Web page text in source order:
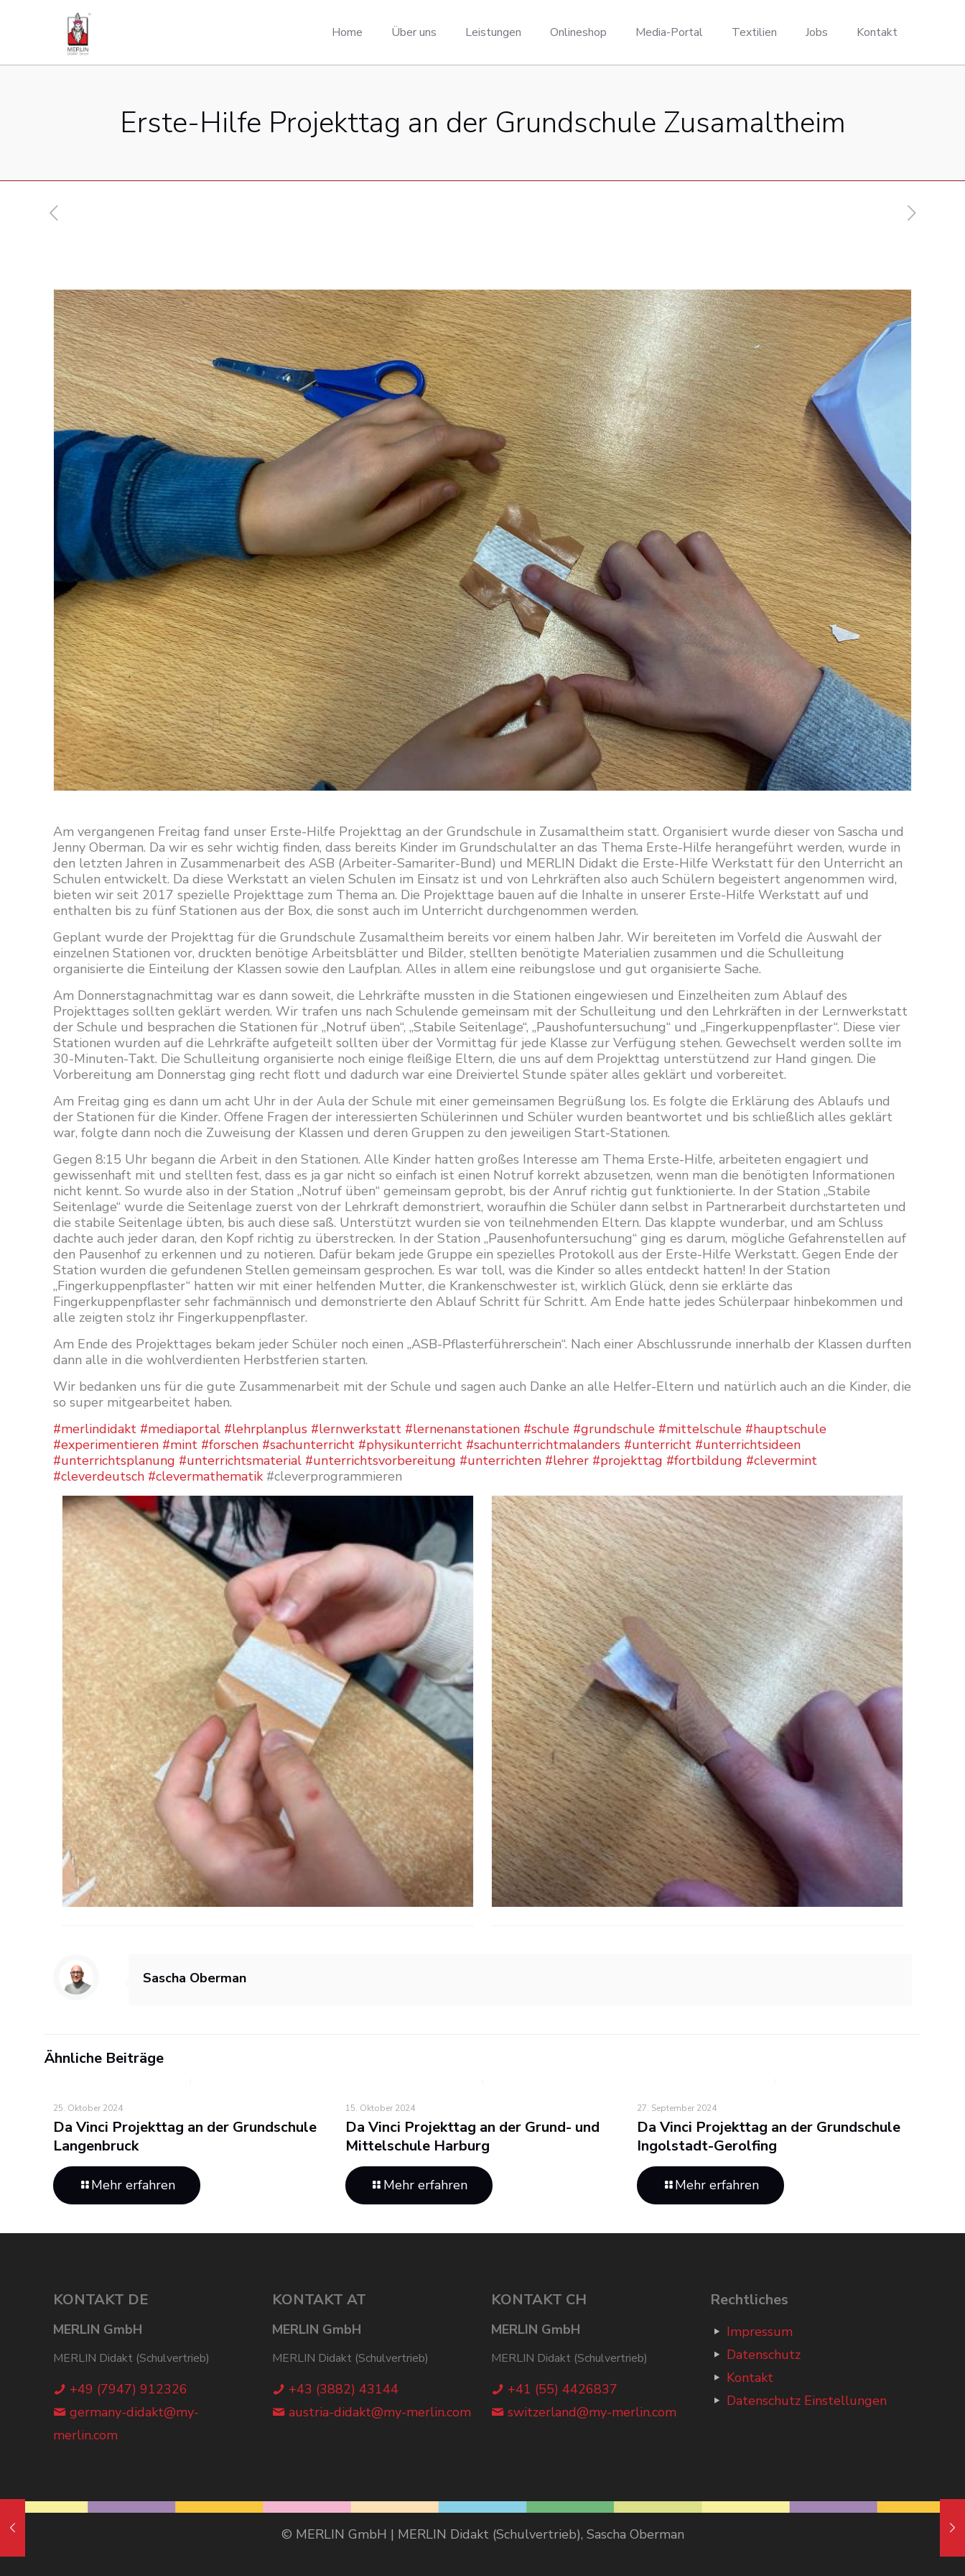
Home Über uns Leistungen Onlineshop Media-Portal Textilien Jobs Kontakt
Erste-Hilfe Projekttag an der Grundschule Zusamaltheim
Am vergangenen Freitag fand unser Erste-Hilfe Projekttag an der Grundschule in Zusamaltheim statt. Organisiert wurde dieser von Sascha und
Jenny Oberman. Da wir es sehr wichtig finden, dass bereits Kinder im Grundschulalter an das Thema Erste-Hilfe herangeführt werden, wurde in
den letzten Jahren in Zusammenarbeit des ASB (Arbeiter-Samariter-Bund) und MERLIN Didakt die Erste-Hilfe Werkstatt für den Unterricht an
Schulen entwickelt. Da diese Werkstatt an vielen Schulen im Einsatz ist und von Lehrkräften also auch Schülern begeistert angenommen wird,
bieten wir seit 2017 spezielle Projekttage zum Thema an. Die Projekttage bauen auf die Inhalte in unserer Erste-Hilfe Werkstatt auf und
enthalten bis zu fünf Stationen aus der Box, die sonst auch im Unterricht durchgenommen werden.
Geplant wurde der Projekttag für die Grundschule Zusamaltheim bereits vor einem halben Jahr. Wir bereiteten im Vorfeld die Auswahl der
einzelnen Stationen vor, druckten benötige Arbeitsblätter und Bilder, stellten benötigte Materialien zusammen und die Schulleitung
organisierte die Einteilung der Klassen sowie den Laufplan. Alles in allem eine reibungslose und gut organisierte Sache.
Am Donnerstagnachmittag war es dann soweit, die Lehrkräfte mussten in die Stationen eingewiesen und Einzelheiten zum Ablauf des
Projekttages sollten geklärt werden. Wir trafen uns nach Schulende gemeinsam mit der Schulleitung und den Lehrkräften in der Lernwerkstatt
der Schule und besprachen die Stationen für „Notruf üben“, „Stabile Seitenlage“, „Paushofuntersuchung“ und „Fingerkuppenpflaster“. Diese vier
Stationen wurden auf die Lehrkräfte aufgeteilt sollten über der Vormittag für jede Klasse zur Verfügung stehen. Gewechselt werden sollte im
30-Minuten-Takt. Die Schulleitung organisierte noch einige fleißige Eltern, die uns auf dem Projekttag unterstützend zur Hand gingen. Die
Vorbereitung am Donnerstag ging recht flott und dadurch war eine Dreiviertel Stunde später alles geklärt und vorbereitet.
Am Freitag ging es dann um acht Uhr in der Aula der Schule mit einer gemeinsamen Begrüßung los. Es folgte die Erklärung des Ablaufs und
der Stationen für die Kinder. Offene Fragen der interessierten Schülerinnen und Schüler wurden beantwortet und bis schließlich alles geklärt
war, folgte dann noch die Zuweisung der Klassen und deren Gruppen zu den jeweiligen Start-Stationen.
Gegen 8:15 Uhr begann die Arbeit in den Stationen. Alle Kinder hatten großes Interesse am Thema Erste-Hilfe, arbeiteten engagiert und
gewissenhaft mit und stellten fest, dass es ja gar nicht so einfach ist einen Notruf korrekt abzusetzen, wenn man die benötigten Informationen
nicht kennt. So wurde also in der Station „Notruf üben“ gemeinsam geprobt, bis der Anruf richtig gut funktionierte. In der Station „Stabile
Seitenlage“ wurde die Seitenlage zuerst von der Lehrkraft demonstriert, woraufhin die Schüler dann selbst in Partnerarbeit durchstarteten und
die stabile Seitenlage übten, bis auch diese saß. Unterstützt wurden sie von teilnehmenden Eltern. Das klappte wunderbar, und am Schluss
dachte auch jeder daran, den Kopf richtig zu überstrecken. In der Station „Pausenhofuntersuchung“ ging es darum, mögliche Gefahrenstellen auf
den Pausenhof zu erkennen und zu notieren. Dafür bekam jede Gruppe ein spezielles Protokoll aus der Erste-Hilfe Werkstatt. Gegen Ende der
Station wurden die gefundenen Stellen gemeinsam gesprochen. Es war toll, was die Kinder so alles entdeckt hatten! In der Station
„Fingerkuppenpflaster“ hatten wir mit einer helfenden Mutter, die Krankenschwester ist, wirklich Glück, denn sie erklärte das
Fingerkuppenpflaster sehr fachmännisch und demonstrierte den Ablauf Schritt für Schritt. Am Ende hatte jedes Schülerpaar hinbekommen und
alle zeigten stolz ihr Fingerkuppenpflaster.
Am Ende des Projekttages bekam jeder Schüler noch einen „ASB-Pflasterführerschein“. Nach einer Abschlussrunde innerhalb der Klassen durften
dann alle in die wohlverdienten Herbstferien starten.
Wir bedanken uns für die gute Zusammenarbeit mit der Schule und sagen auch Danke an alle Helfer-Eltern und natürlich auch an die Kinder, die
so super mitgearbeitet haben.
#merlindidakt #mediaportal #lehrplanplus #lernwerkstatt #lernenanstationen #schule #grundschule #mittelschule #hauptschule
#experimentieren #mint #forschen #sachunterricht #physikunterricht #sachunterrichtmalanders #unterricht #unterrichtsideen
#unterrichtsplanung #unterrichtsmaterial #unterrichtsvorbereitung #unterrichten #lehrer #projekttag #fortbildung #clevermint
#cleverdeutsch #clevermathematik #cleverprogrammieren
Sascha Oberman
Ähnliche Beiträge
25. Oktober 2024
Da Vinci Projekttag an der Grundschule
Langenbruck
Mehr erfahren
15. Oktober 2024
Da Vinci Projekttag an der Grund- und
Mittelschule Harburg
Mehr erfahren
27. September 2024
Da Vinci Projekttag an der Grundschule
Ingolstadt-Gerolfing
Mehr erfahren
KONTAKT DE
MERLIN GmbH
MERLIN Didakt (Schulvertrieb)
+49 (7947) 912326
germany-didakt@my-
merlin.com
KONTAKT AT
MERLIN GmbH
MERLIN Didakt (Schulvertrieb)
+43 (3882) 43144
austria-didakt@my-merlin.com
KONTAKT CH
MERLIN GmbH
MERLIN Didakt (Schulvertrieb)
+41 (55) 4426837
switzerland@my-merlin.com
Rechtliches
Impressum
Datenschutz
Kontakt
Datenschutz Einstellungen
© MERLIN GmbH | MERLIN Didakt (Schulvertrieb), Sascha Oberman